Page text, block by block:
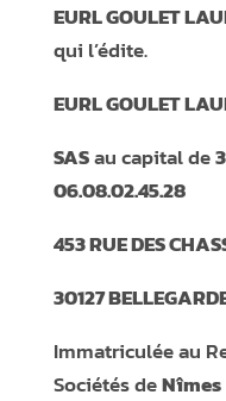
EURL GOULET
qui l’édite.
EURL GOULET
SASau capital de
06.08.02.45.28
453 RUE DES
30127
Immatriculée au
Sociétés deNîmes